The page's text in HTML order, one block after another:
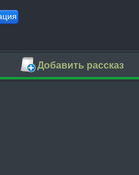
Добавить рассказ